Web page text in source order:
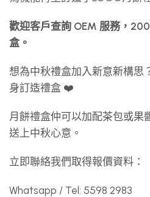
歡迎客戶查詢 OEM 服務，
盒。
想為中秋禮盒加入新意新構思
身訂造禮盒 ❤️
月餅禮盒仲可以加配茶包或果
送上中秋心意。
立即聯絡我們取得報價資料：
Whatsapp / Tel: 5598 2983